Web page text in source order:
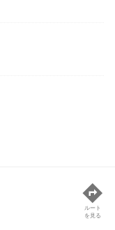
ルート
を見る